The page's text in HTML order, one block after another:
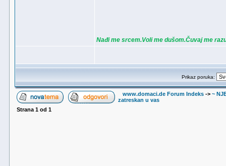
Nađi me srcem.Voli me dušom.Čuvaj me
Prikaz poruka:
www.domaci.de Forum Indeks -> ~
zatreskan u vas
Strana 1 od 1